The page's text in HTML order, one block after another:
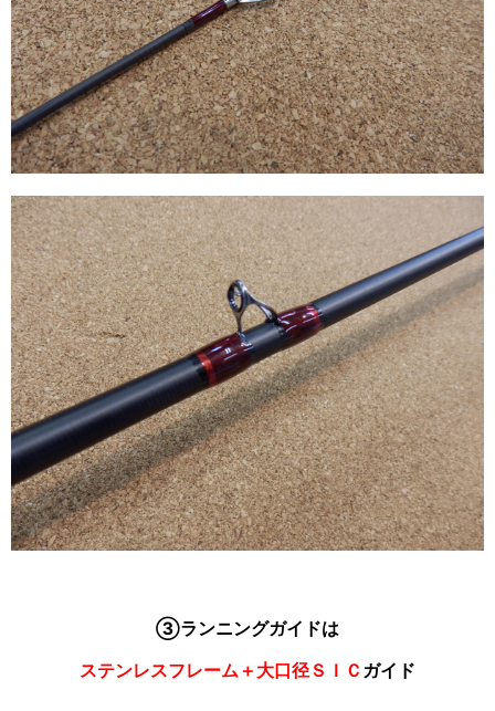
③ランニングガイドは
ステンレスフレーム＋大口径ＳＩＣ ガイド